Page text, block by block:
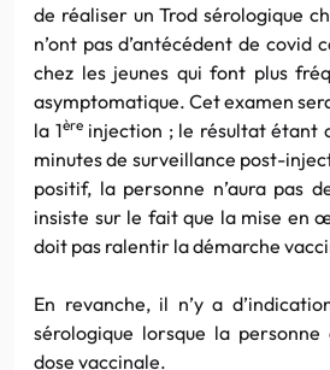
de réaliser un Trod sérologique
n’ont pas d’antécédent de covid
chez les jeunes qui font plus
asymptomatique. Cet examen
la 1èreinjection ; le résultat étant
minutes de surveillance post-
positif, la personne n’aura pas
insiste sur le fait que la mise en
doit pas ralentir la démarche
En revanche, il n’y a
sérologique lorsque la personne
dose vaccinale.